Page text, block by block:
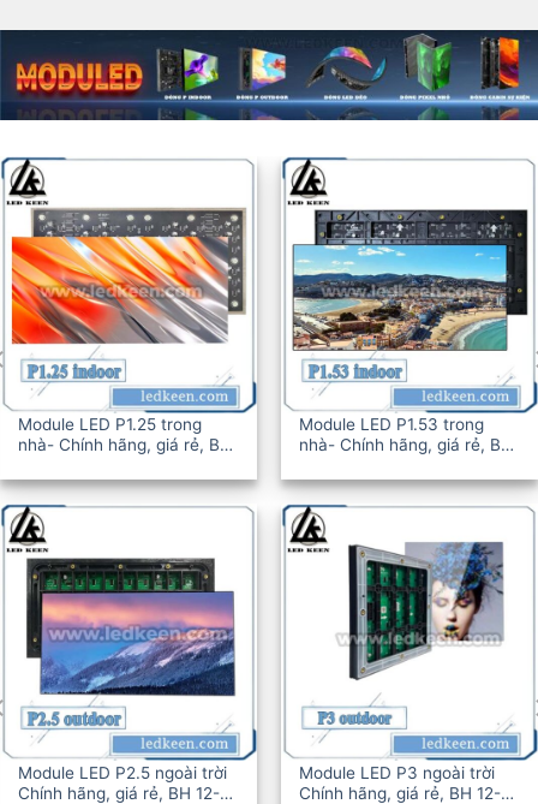
Module LED P1.25 trong
nhà- Chính hãng, giá rẻ, BH
Module LED P1.53 trong
nhà- Chính hãng, giá rẻ, BH
Module LED P2.5 ngoài trời
Chính hãng, giá rẻ, BH 12-
Module LED P3 ngoài trời
Chính hãng, giá rẻ, BH 12-